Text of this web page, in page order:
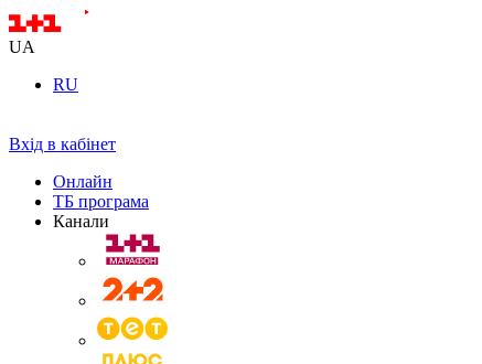
UA
RU
Вхід в кабінет
Онлайн
ТБ програма
Канали